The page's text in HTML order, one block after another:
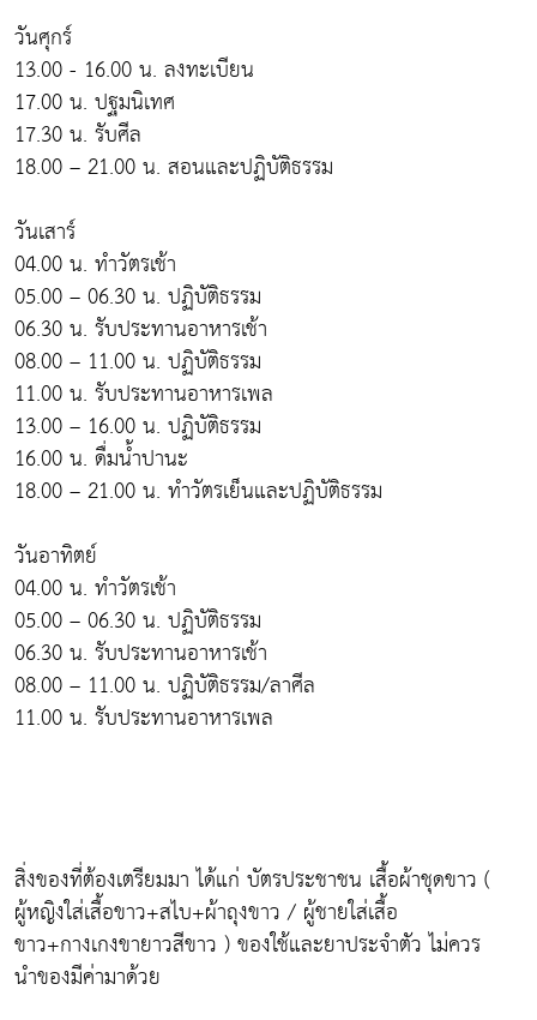
วันศุกร์
13.00 - 16.00 น. ลงทะเบียน
17.00 น. ปฐมนิเทศ
17.30 น. รับศีล
18.00 – 21.00 น. สอนและปฏิบัติธรรม
วันเสาร์
04.00 น. ทำวัตรเช้า
05.00 – 06.30 น. ปฏิบัติธรรม
06.30 น. รับประทานอาหารเช้า
08.00 – 11.00 น. ปฏิบัติธรรม
11.00 น. รับประทานอาหารเพล
13.00 – 16.00 น. ปฏิบัติธรรม
16.00 น. ดื่มน้ำปานะ
18.00 – 21.00 น. ทำวัตรเย็นและปฏิบัติธรรม
วันอาทิตย์
04.00 น. ทำวัตรเช้า
05.00 – 06.30 น. ปฏิบัติธรรม
06.30 น. รับประทานอาหารเช้า
08.00 – 11.00 น. ปฏิบัติธรรม/ลาศีล
11.00 น. รับประทานอาหารเพล
สิ่งของที่ต้องเตรียมมา ได้แก่ บัตรประชาชน เสื้อผ้าชุดขาว (
ผู้หญิงใส่เสื้อขาว+สไบ+ผ้าถุงขาว / ผู้ชายใส่เสื้อ
ขาว+กางเกงขายาวสีขาว ) ของใช้และยาประจำตัว ไม่ควร
นำของมีค่ามาด้วย